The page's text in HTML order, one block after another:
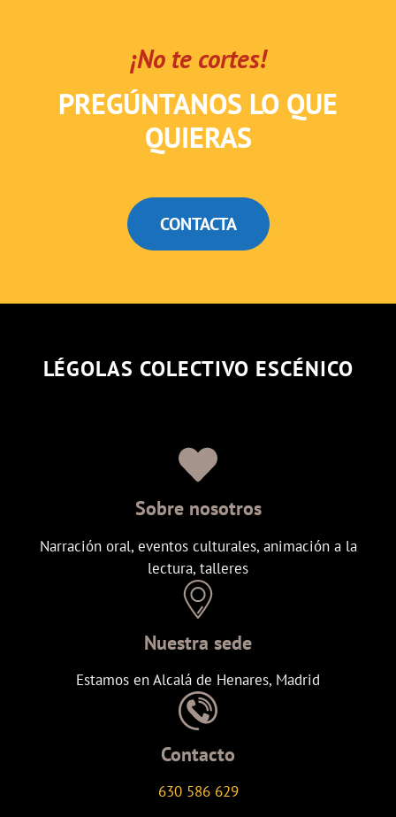
¡No te cortes!
PREGÚNTANOS LO QUE
QUIERAS
CONTACTA
LÉGOLAS COLECTIVO ESCÉNICO
Sobre nosotros
Narración oral, eventos culturales, animación a la
lectura, talleres
Nuestra sede
Estamos en Alcalá de Henares, Madrid
Contacto
630 586 629